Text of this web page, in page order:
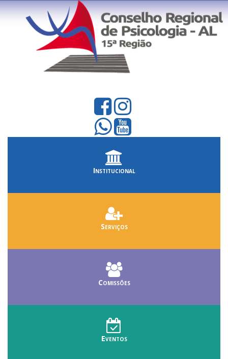
Institucional
Serviços
Comissões
Eventos